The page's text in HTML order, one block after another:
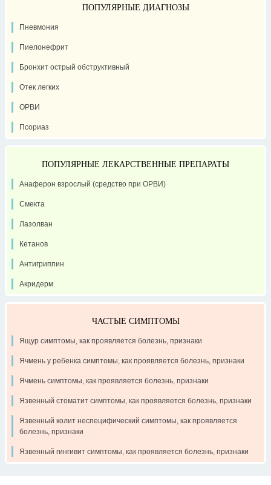
ПОПУЛЯРНЫЕ ДИАГНОЗЫ
Пневмония
Пиелонефрит
Бронхит острый обструктивный
Отек легких
ОРВИ
Псориаз
ПОПУЛЯРНЫЕ ЛЕКАРСТВЕННЫЕ ПРЕПАРАТЫ
Анаферон взрослый (средство при ОРВИ)
Смекта
Лазолван
Кетанов
Антигриппин
Акридерм
ЧАСТЫЕ СИМПТОМЫ
Ящур симптомы, как проявляется болезнь, признаки
Ячмень у ребенка симптомы, как проявляется болезнь, признаки
Ячмень симптомы, как проявляется болезнь, признаки
Язвенный стоматит симптомы, как проявляется болезнь, признаки
Язвенный колит неспецифический симптомы, как проявляется
болезнь, признаки
Язвенный гингивит симптомы, как проявляется болезнь, признаки